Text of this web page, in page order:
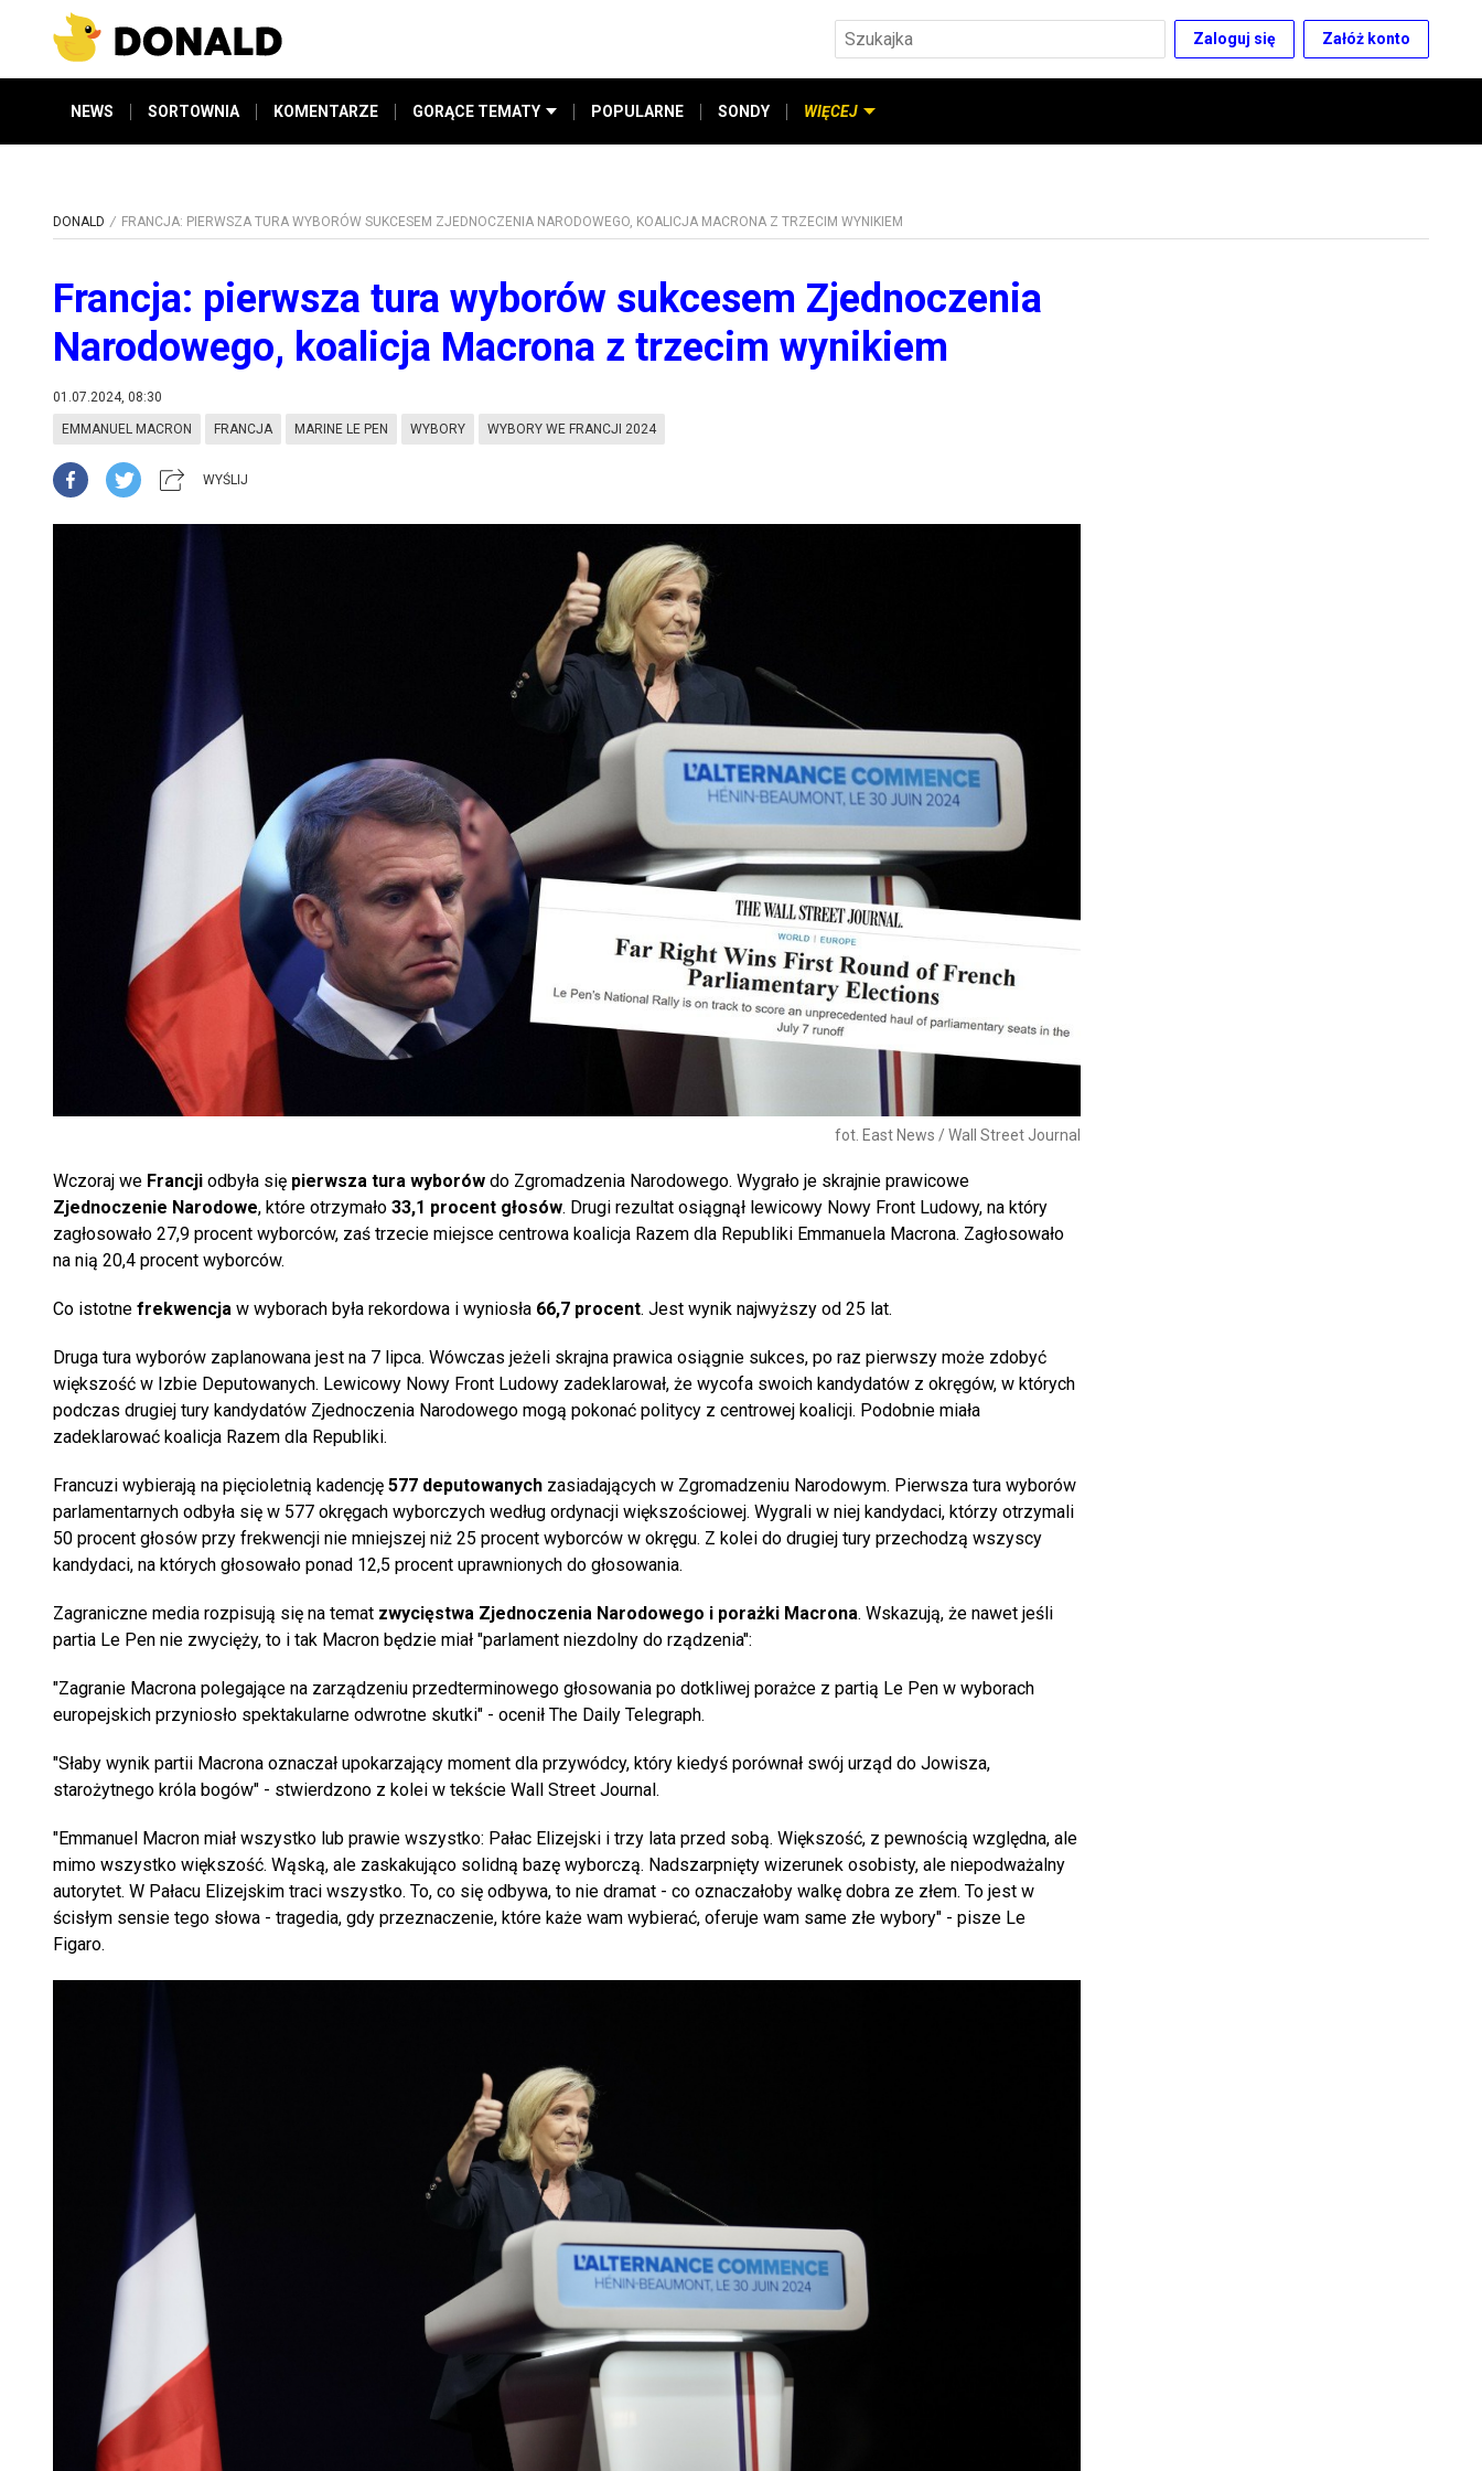
Zaloguj się Załóż konto
NEWS SORTOWNIA KOMENTARZE GORĄCE TEMATY POPULARNE SONDY WIĘCEJ
DONALD FRANCJA: PIERWSZA TURA WYBORÓW SUKCESEM ZJEDNOCZENIA NARODOWEGO, KOALICJA MACRONA Z TRZECIM WYNIKIEM
Francja: pierwsza tura wyborów sukcesem Zjednoczenia
Narodowego, koalicja Macrona z trzecim wynikiem
01.07.2024, 08:30
EMMANUEL MACRON FRANCJA MARINE LE PEN WYBORY WYBORY WE FRANCJI 2024
WYŚLIJ
fot. East News / Wall Street Journal
Wczoraj we Francji odbyła się pierwsza tura wyborów do Zgromadzenia Narodowego. Wygrało je skrajnie prawicowe
Zjednoczenie Narodowe, które otrzymało 33,1 procent głosów. Drugi rezultat osiągnął lewicowy Nowy Front Ludowy, na który
zagłosowało 27,9 procent wyborców, zaś trzecie miejsce centrowa koalicja Razem dla Republiki Emmanuela Macrona. Zagłosowało
na nią 20,4 procent wyborców.
Co istotne frekwencja w wyborach była rekordowa i wyniosła 66,7 procent. Jest wynik najwyższy od 25 lat.
Druga tura wyborów zaplanowana jest na 7 lipca. Wówczas jeżeli skrajna prawica osiągnie sukces, po raz pierwszy może zdobyć
większość w Izbie Deputowanych. Lewicowy Nowy Front Ludowy zadeklarował, że wycofa swoich kandydatów z okręgów, w których
podczas drugiej tury kandydatów Zjednoczenia Narodowego mogą pokonać politycy z centrowej koalicji. Podobnie miała
zadeklarować koalicja Razem dla Republiki.
Francuzi wybierają na pięcioletnią kadencję 577 deputowanych zasiadających w Zgromadzeniu Narodowym. Pierwsza tura wyborów
parlamentarnych odbyła się w 577 okręgach wyborczych według ordynacji większościowej. Wygrali w niej kandydaci, którzy otrzymali
50 procent głosów przy frekwencji nie mniejszej niż 25 procent wyborców w okręgu. Z kolei do drugiej tury przechodzą wszyscy
kandydaci, na których głosowało ponad 12,5 procent uprawnionych do głosowania.
Zagraniczne media rozpisują się na temat zwycięstwa Zjednoczenia Narodowego i porażki Macrona. Wskazują, że nawet jeśli
partia Le Pen nie zwycięży, to i tak Macron będzie miał "parlament niezdolny do rządzenia":
"Zagranie Macrona polegające na zarządzeniu przedterminowego głosowania po dotkliwej porażce z partią Le Pen w wyborach
europejskich przyniosło spektakularne odwrotne skutki" - ocenił The Daily Telegraph.
"Słaby wynik partii Macrona oznaczał upokarzający moment dla przywódcy, który kiedyś porównał swój urząd do Jowisza,
starożytnego króla bogów" - stwierdzono z kolei w tekście Wall Street Journal.
"Emmanuel Macron miał wszystko lub prawie wszystko: Pałac Elizejski i trzy lata przed sobą. Większość, z pewnością względna, ale
mimo wszystko większość. Wąską, ale zaskakująco solidną bazę wyborczą. Nadszarpnięty wizerunek osobisty, ale niepodważalny
autorytet. W Pałacu Elizejskim traci wszystko. To, co się odbywa, to nie dramat - co oznaczałoby walkę dobra ze złem. To jest w
ścisłym sensie tego słowa - tragedia, gdy przeznaczenie, które każe wam wybierać, oferuje wam same złe wybory" - pisze Le
Figaro.